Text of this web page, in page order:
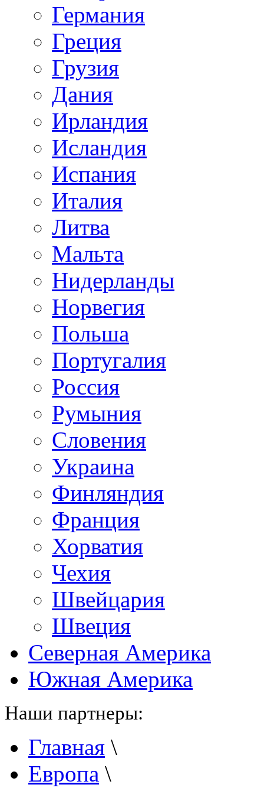
Германия
Греция
Грузия
Дания
Ирландия
Исландия
Испания
Италия
Литва
Мальта
Нидерланды
Норвегия
Польша
Португалия
Россия
Румыния
Словения
Украина
Финляндия
Франция
Хорватия
Чехия
Швейцария
Швеция
Северная Америка
Южная Америка
Наши партнеры:
Главная \
Европа \